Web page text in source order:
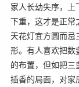
家人长幼失序，
下重，这才是正常
天花灯宜方圆而
形。有人喜欢把数
的布置，但如把
插香的局面，对家